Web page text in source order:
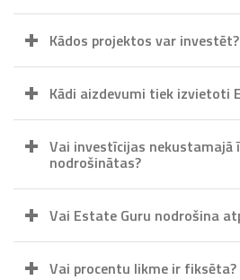
Kādos projektos var investēt?
Kādi aizdevumi tiek izvietoti
Vai investīcijas nekustamajā
nodrošinātas?
Vai Estate Guru nodrošina
Vai procentu likme ir fiksēta?